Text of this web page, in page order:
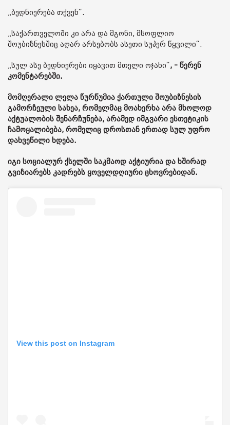
„ბედნიერება თქვენ“.
„საქართველოში კი არა და მგონი, მსოფლიო
შოუბიზნესშიც აღარ არსებობს ასეთი სუპერ წყვილი“.
„სულ ასე ბედნიერები იყავით მთელი ოჯახი“, - წერენ
კომენტარებში.
მომღერალი ლელა წურწუმია ქართული შოუბიზნესის
გამორჩეული სახეა, რომელმაც მოახერხა არა მხოლოდ
აქტუალობის შენარჩუნება, არამედ იმგვარი ესთეტიკის
ჩამოყალიბება, რომელიც დროსთან ერთად სულ უფრო
დახვეწილი ხდება.
იგი სოციალურ ქსელში საკმაოდ აქტიურია და ხშირად
გვიზიარებს კადრებს ყოველდღიური ცხოვრებიდან.
View this post on Instagram